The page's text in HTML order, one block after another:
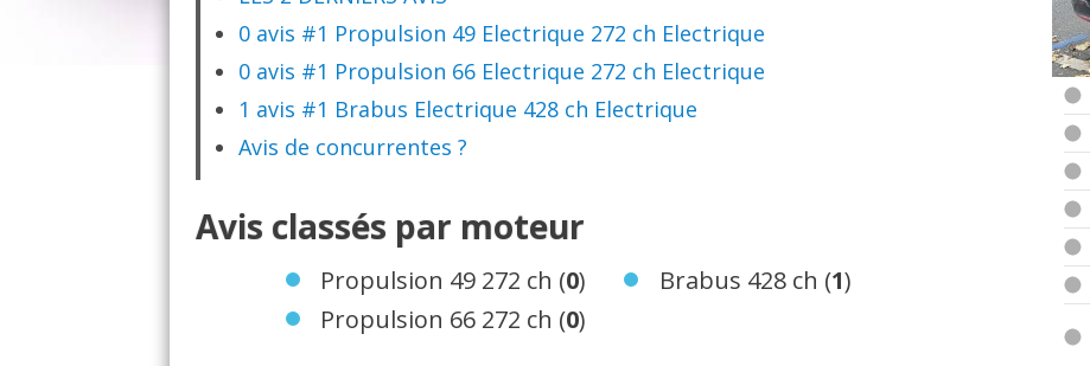
0 avis #1 Propulsion 49 Electrique 272 ch Electrique
0 avis #1 Propulsion 66 Electrique 272 ch Electrique
1 avis #1 Brabus Electrique 428 ch Electrique
Avis de concurrentes ?
Avis classés par moteur
Propulsion 49 272 ch (0)
Propulsion 66 272 ch (0)
Brabus 428 ch (1)